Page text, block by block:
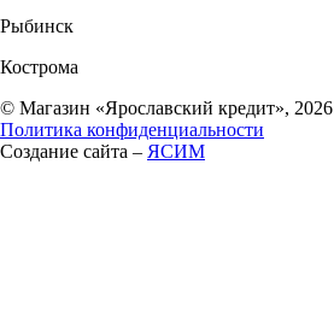
Рыбинск
Кострома
© Магазин «Ярославский кредит», 2026
Политика конфиденциальности
Создание сайта – ЯСИМ